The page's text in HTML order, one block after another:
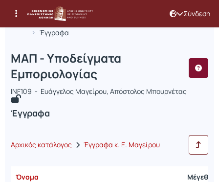
Σύνδεση
Αρχική Σελίδα
Έγγραφα
Μάθημα : ΜΑΠ - Υποδείγματα
Κωδικός : INF109
ΜΑΠ - Υποδείγματα
Εμποριολογίας
INF109 - Ευάγγελος Μαγείρου, Απόστολος Μπουρνέτας
Έγγραφα
Αρχικός κατάλογος Έγγραφα κ. Ε. Μαγείρου
Όνομα Μέγεθος